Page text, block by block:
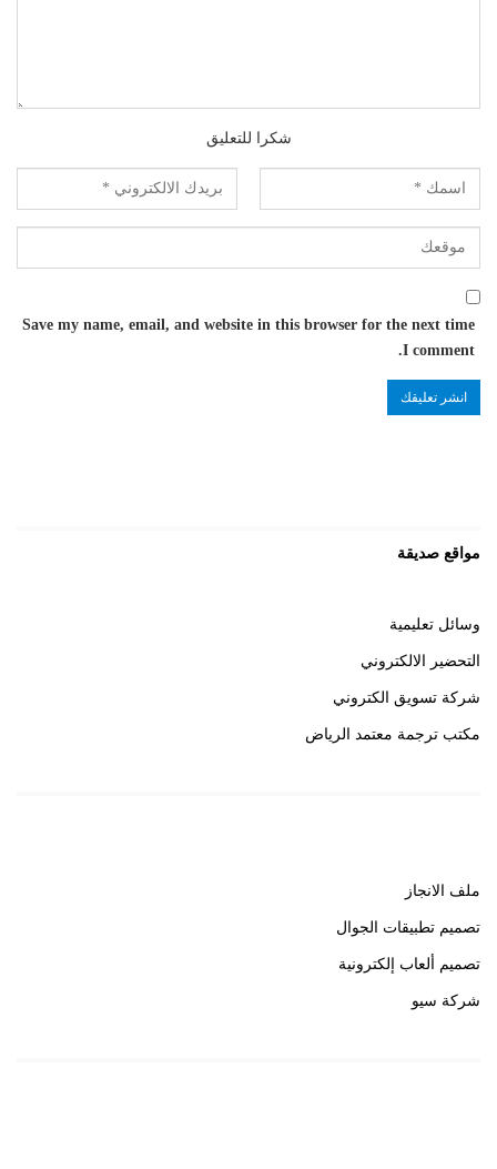
شكرا للتعليق
Save my name, email, and website in this browser for the next time
I comment.
مواقع صديقة
وسائل تعليمية
التحضير الالكتروني
شركة تسويق الكتروني
مكتب ترجمة معتمد الرياض
ملف الانجاز
تصميم تطبيقات الجوال
تصميم ألعاب إلكترونية
شركة سيو